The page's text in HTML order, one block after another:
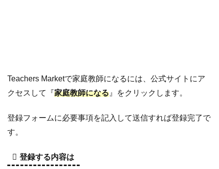
Teachers Marketで家庭教師になるには、公式サイトにア
クセスして『家庭教師になる 』をクリックします。
登録フォームに必要事項を記入して送信すれば登録完了で
す。
登録する内容は